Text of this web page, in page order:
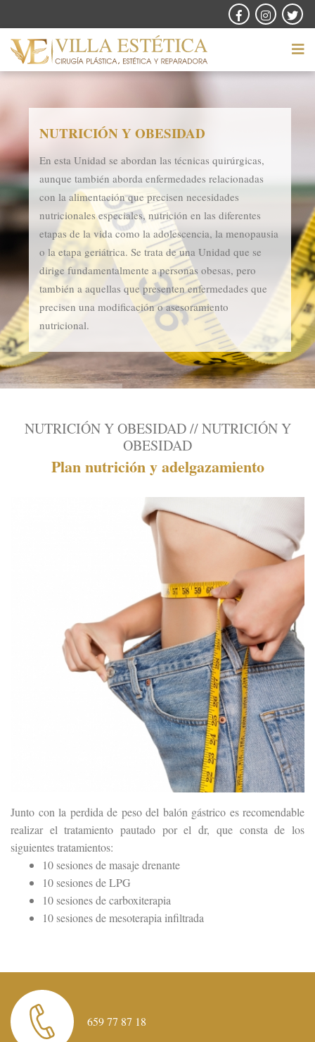
NUTRICIÓN Y OBESIDAD
En esta Unidad se abordan las técnicas quirúrgicas,
aunque también aborda enfermedades relacionadas
con la alimentación que precisen necesidades
nutricionales especiales, nutrición en las diferentes
etapas de la vida como la adolescencia, la menopausia
o la etapa geriátrica. Se trata de una Unidad que se
dirige fundamentalmente a personas obesas, pero
también a aquellas que presenten enfermedades que
precisen una modificación o asesoramiento
nutricional.
NUTRICIÓN Y OBESIDAD // NUTRICIÓN Y
OBESIDAD
Plan nutrición y adelgazamiento
Junto con la perdida de peso del balón gástrico es recomendable
realizar el tratamiento pautado por el dr, que consta de los
siguientes tratamientos:
10 sesiones de masaje drenante
10 sesiones de LPG
10 sesiones de carboxiterapia
10 sesiones de mesoterapia infiltrada
659 77 87 18